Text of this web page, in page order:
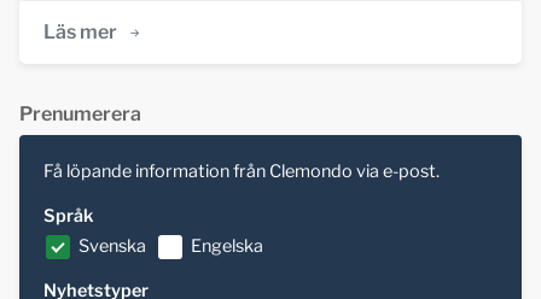
Läs mer
Prenumerera
Få löpande information från Clemondo via e-post.
Språk
Svenska
Engelska
Nyhetstyper